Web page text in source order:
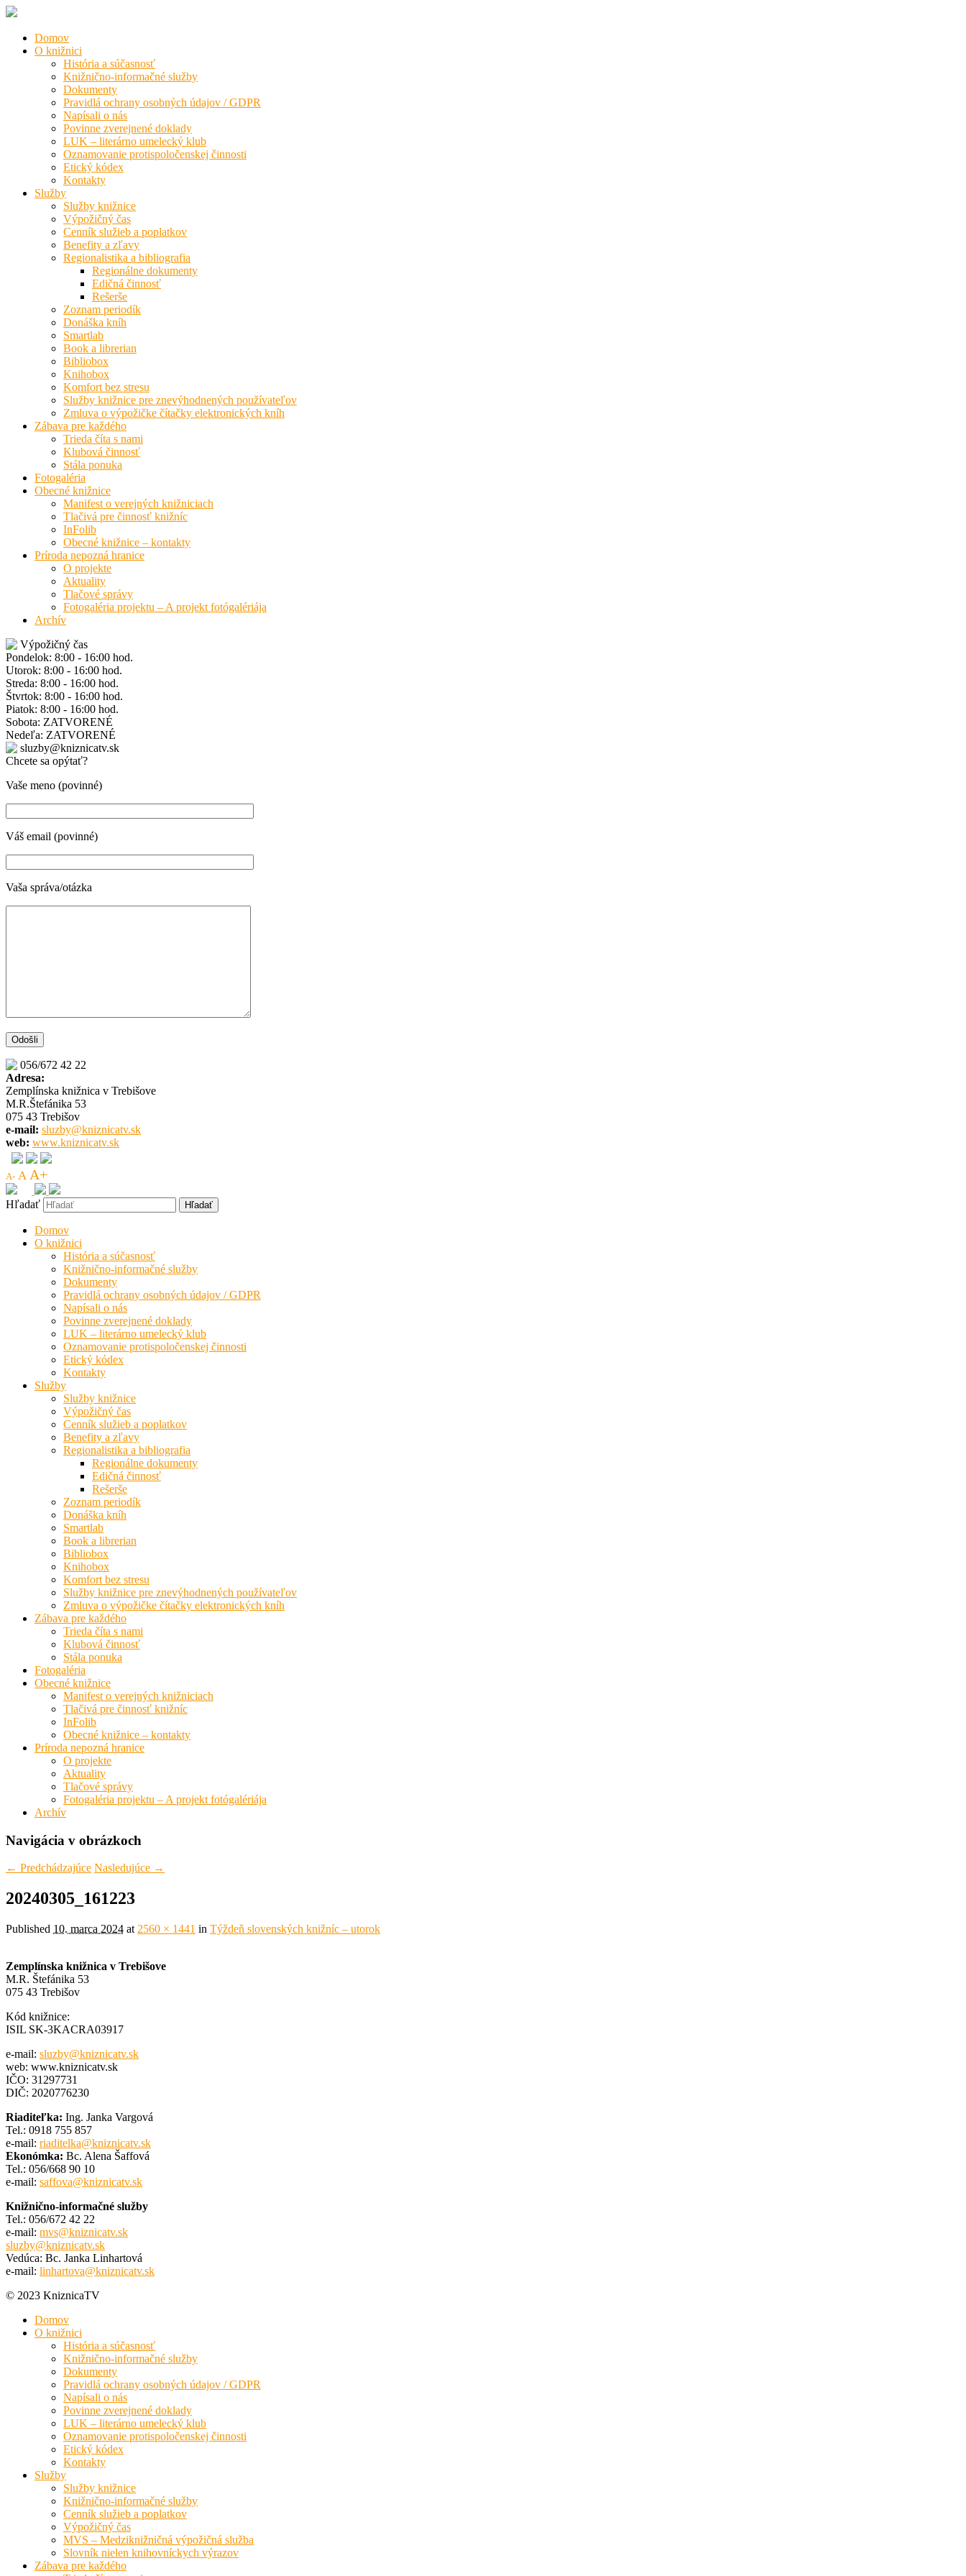
Domov
O knižnici
História a súčasnosť
Knižnično-informačné služby
Dokumenty
Pravidlá ochrany osobných údajov / GDPR
Napísali o nás
Povinne zverejnené doklady
LUK – literárno umelecký klub
Oznamovanie protispoločenskej činnosti
Etický kódex
Kontakty
Služby
Služby knižnice
Výpožičný čas
Cenník služieb a poplatkov
Benefity a zľavy
Regionalistika a bibliografia
Regionálne dokumenty
Edičná činnosť
Rešerše
Zoznam periodík
Donáška kníh
Smartlab
Book a librerian
Bibliobox
Knihobox
Komfort bez stresu
Služby knižnice pre znevýhodnených používateľov
Zmluva o výpožičke čítačky elektronických kníh
Zábava pre každého
Trieda číta s nami
Klubová činnosť
Stála ponuka
Fotogaléria
Obecné knižnice
Manifest o verejných knižniciach
Tlačivá pre činnosť knižníc
InFolib
Obecné knižnice – kontakty
Príroda nepozná hranice
O projekte
Aktuality
Tlačové správy
Fotogaléria projektu – A projekt fotógalériája
Archív
Výpožičný čas
Pondelok: 8:00 - 16:00 hod.
Utorok: 8:00 - 16:00 hod.
Streda: 8:00 - 16:00 hod.
Štvrtok: 8:00 - 16:00 hod.
Piatok: 8:00 - 16:00 hod.
Sobota: ZATVORENÉ
Nedeľa: ZATVORENÉ
sluzby@kniznicatv.sk
Chcete sa opýtať?
Vaše meno (povinné)
Váš email (povinné)
Vaša správa/otázka
056/672 42 22
Adresa:
Zemplínska knižnica v Trebišove
M.R.Štefánika 53
075 43 Trebišov
e-mail: sluzby@kniznicatv.sk
web: www.kniznicatv.sk
A- A A+
Hľadať
Domov
O knižnici
História a súčasnosť
Knižnično-informačné služby
Dokumenty
Pravidlá ochrany osobných údajov / GDPR
Napísali o nás
Povinne zverejnené doklady
LUK – literárno umelecký klub
Oznamovanie protispoločenskej činnosti
Etický kódex
Kontakty
Služby
Služby knižnice
Výpožičný čas
Cenník služieb a poplatkov
Benefity a zľavy
Regionalistika a bibliografia
Regionálne dokumenty
Edičná činnosť
Rešerše
Zoznam periodík
Donáška kníh
Smartlab
Book a librerian
Bibliobox
Knihobox
Komfort bez stresu
Služby knižnice pre znevýhodnených používateľov
Zmluva o výpožičke čítačky elektronických kníh
Zábava pre každého
Trieda číta s nami
Klubová činnosť
Stála ponuka
Fotogaléria
Obecné knižnice
Manifest o verejných knižniciach
Tlačivá pre činnosť knižníc
InFolib
Obecné knižnice – kontakty
Príroda nepozná hranice
O projekte
Aktuality
Tlačové správy
Fotogaléria projektu – A projekt fotógalériája
Archív
Navigácia v obrázkoch
← Predchádzajúce Nasledujúce →
20240305_161223
Published 10. marca 2024 at 2560 × 1441 in Týždeň slovenských knižníc – utorok
Zemplínska knižnica v Trebišove
M.R. Štefánika 53
075 43 Trebišov
Kód knižnice:
ISIL SK-3KACRA03917
e-mail: sluzby@kniznicatv.sk
web: www.kniznicatv.sk
IČO: 31297731
DIČ: 2020776230
Riaditeľka: Ing. Janka Vargová
Tel.: 0918 755 857
e-mail: riaditelka@kniznicatv.sk
Ekonómka: Bc. Alena Šaffová
Tel.: 056/668 90 10
e-mail: saffova@kniznicatv.sk
Knižnično-informačné služby
Tel.: 056/672 42 22
e-mail: mvs@kniznicatv.sk
sluzby@kniznicatv.sk
Vedúca: Bc. Janka Linhartová
e-mail: linhartova@kniznicatv.sk
© 2023 KniznicaTV
Domov
O knižnici
História a súčasnosť
Knižnično-informačné služby
Dokumenty
Pravidlá ochrany osobných údajov / GDPR
Napísali o nás
Povinne zverejnené doklady
LUK – literárno umelecký klub
Oznamovanie protispoločenskej činnosti
Etický kódex
Kontakty
Služby
Služby knižnice
Knižnično-informačné služby
Cenník služieb a poplatkov
Výpožičný čas
MVS – Medziknižničná výpožičná služba
Slovník nielen knihovníckych výrazov
Zábava pre každého